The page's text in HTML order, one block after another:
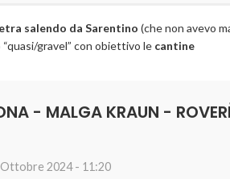
salendo da Sarentino (che non avevo
gravel” con obiettivo le cantine